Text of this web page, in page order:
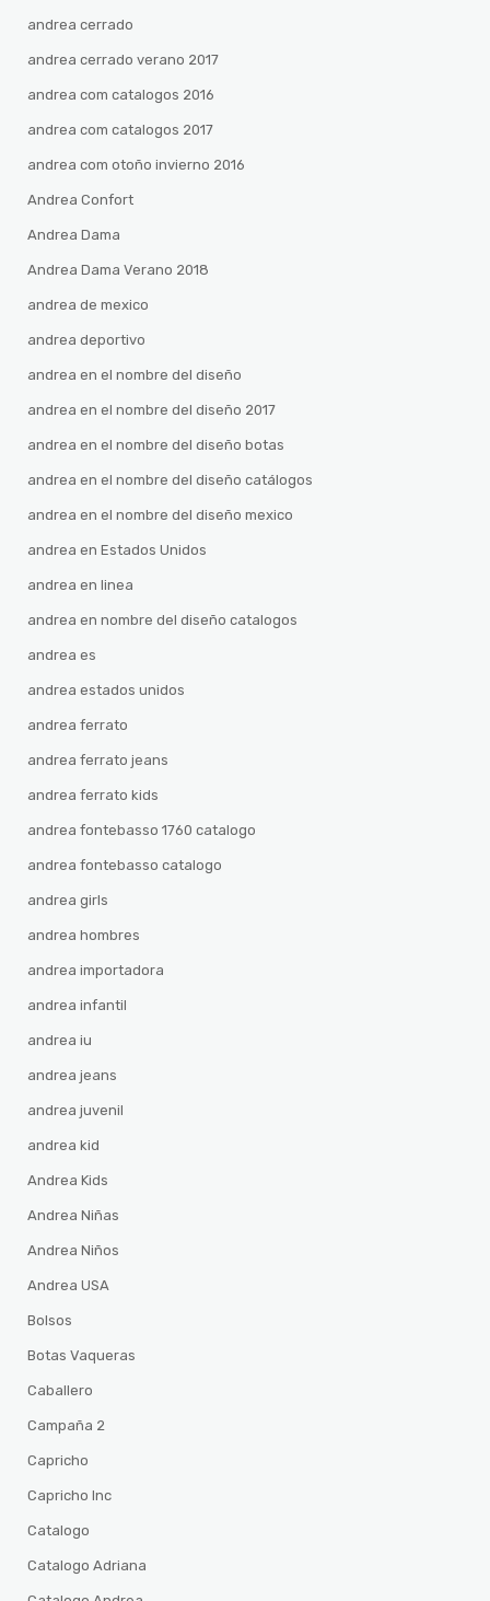
andrea cerrado
andrea cerrado verano 2017
andrea com catalogos 2016
andrea com catalogos 2017
andrea com otoño invierno 2016
Andrea Confort
Andrea Dama
Andrea Dama Verano 2018
andrea de mexico
andrea deportivo
andrea en el nombre del diseño
andrea en el nombre del diseño 2017
andrea en el nombre del diseño botas
andrea en el nombre del diseño catálogos
andrea en el nombre del diseño mexico
andrea en Estados Unidos
andrea en linea
andrea en nombre del diseño catalogos
andrea es
andrea estados unidos
andrea ferrato
andrea ferrato jeans
andrea ferrato kids
andrea fontebasso 1760 catalogo
andrea fontebasso catalogo
andrea girls
andrea hombres
andrea importadora
andrea infantil
andrea iu
andrea jeans
andrea juvenil
andrea kid
Andrea Kids
Andrea Niñas
Andrea Niños
Andrea USA
Bolsos
Botas Vaqueras
Caballero
Campaña 2
Capricho
Capricho Inc
Catalogo
Catalogo Adriana